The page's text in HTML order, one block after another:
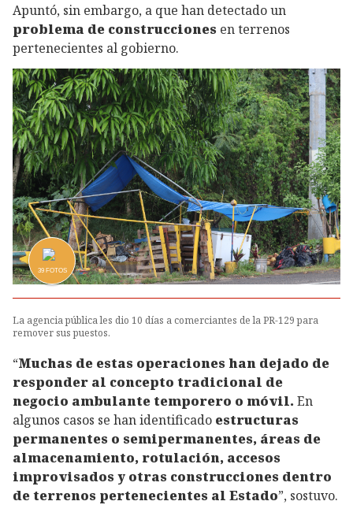
Apuntó, sin embargo, a que han detectado un
problema de construcciones en terrenos
pertenecientes al gobierno.
39FOTOS
La agencia pública les dio 10 días a comerciantes de la PR-129 para
remover sus puestos.
“Muchas de estas operaciones han dejado de
responder al concepto tradicional de
negocio ambulante temporero o móvil. En
algunos casos se han identificado estructuras
permanentes o semipermanentes, áreas de
almacenamiento, rotulación, accesos
improvisados y otras construcciones dentro
de terrenos pertenecientes al Estado”, sostuvo.